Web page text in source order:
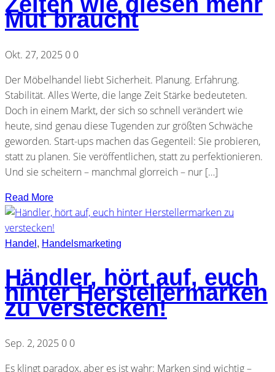
Mut braucht
Okt. 27, 2025 0 0
Der Möbelhandel liebt Sicherheit. Planung. Erfahrung.
Stabilität. Alles Werte, die lange Zeit Stärke bedeuteten.
Doch in einem Markt, der sich so schnell verändert wie
heute, sind genau diese Tugenden zur größten Schwäche
geworden. Start-ups machen das Gegenteil: Sie probieren,
statt zu planen. Sie veröffentlichen, statt zu perfektionieren.
Und sie scheitern – manchmal glorreich – nur […]
Read More
Handel , Handelsmarketing
Händler, hört auf, euch
hinter Herstellermarken
zu verstecken!
Sep. 2, 2025 0 0
Es klingt paradox, aber es ist wahr: Marken sind wichtig –